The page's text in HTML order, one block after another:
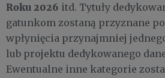
Roku 2026 itd. Tytuły
gatunkom zostaną przyznane
wpłynięcia przynajmniej
lub projektu dedykowanego
Ewentualne inne kategorie